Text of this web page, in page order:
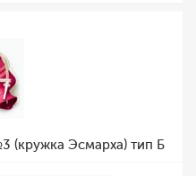
(кружка Эсмарха) тип Б